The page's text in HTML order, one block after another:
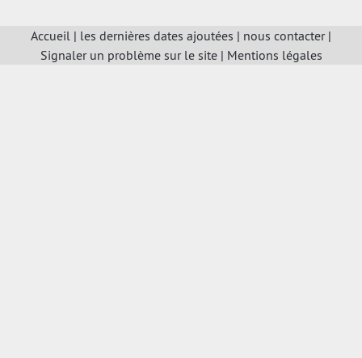
Accueil | les dernières dates ajoutées | nous contacter|
Signaler un problème sur le site| Mentions légales